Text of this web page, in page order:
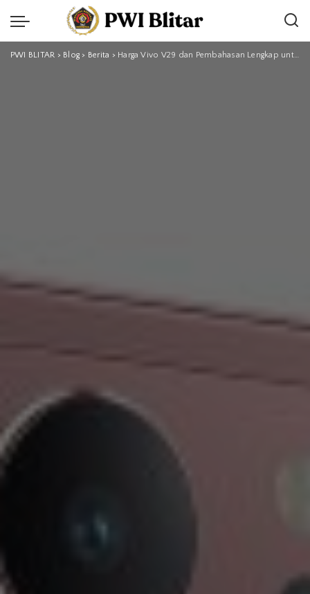
PWI BLITAR > Blog > Berita > Harga Vivo V29 dan Pembahasan Lengkap untuk Pengguna Smartphone Modern